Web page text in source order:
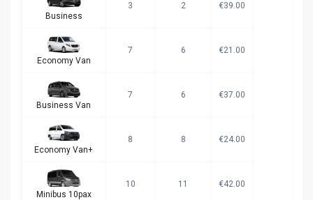
Business
3 2 €39.00
Economy Van
7 6 €21.00
Business Van
7 6 €37.00
Economy Van+
8 8 €24.00
Minibus 10pax
10 11 €42.00